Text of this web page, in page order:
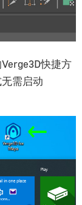
快捷方
需启动